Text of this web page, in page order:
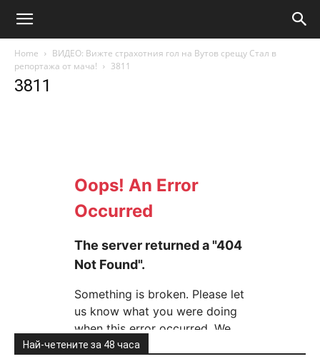
Home
ВИДЕО: Вижте страхотния гол на Вутов срещу Стал в
репортажа от мача!
3811
3811
Най-четените за 48 часа